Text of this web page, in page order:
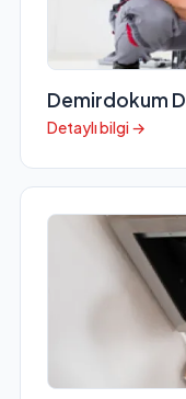
Demirdokum
Detaylı bilgi →